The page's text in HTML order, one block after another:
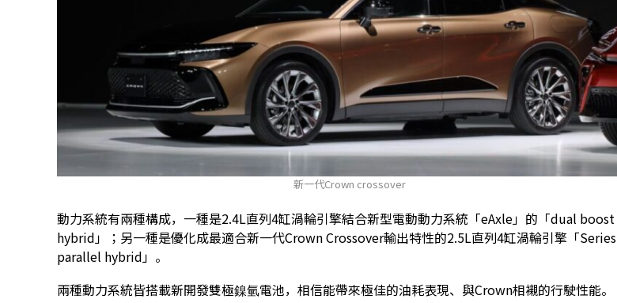
新一代Crown crossover
動力系統有兩種構成，一種是2.4L直列4缸渦輪引擎結合新型電動動力系統「eAxle」的「dual boost
hybrid」；另一種是優化成最適合新一代Crown Crossover輸出特性的2.5L直列4缸渦輪引擎「Series
parallel hybrid」。
兩種動力系統皆搭載新開發雙極鎳氫電池，相信能帶來極佳的油耗表現、與Crown相襯的行駛性能。